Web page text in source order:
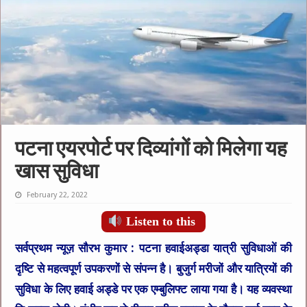
पटना एयरपोर्ट पर दिव्यांगों को मिलेगा यह
खास सुविधा
February 22, 2022
Listen to this
सर्वप्रथम न्यूज़ सौरभ कुमार :पटना हवाईअड्डा यात्री सुविधाओं की
दृष्टि से महत्वपूर्ण उपकरणों से संपन्न है। बुजुर्ग मरीजों और यात्रियों की
सुविधा के लिए हवाई अड्डे पर एक एम्बुलिफ्ट लाया गया है। यह व्यवस्था